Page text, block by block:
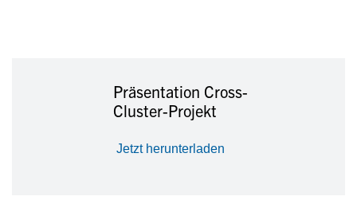
Präsentation Cross-
Cluster-Projekt
Jetzt herunterladen